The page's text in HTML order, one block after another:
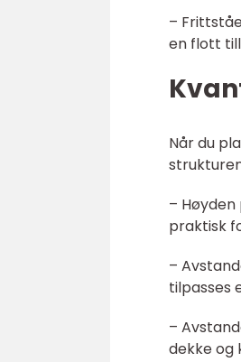
–
en flott
Når du
–
praktisk
–
tilpasses
–
dekke og